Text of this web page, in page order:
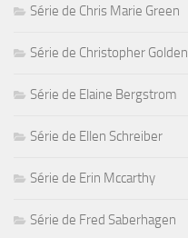
Série de Chris Marie Green
Série de Christopher Golden
Série de Elaine Bergstrom
Série de Ellen Schreiber
Série de Erin Mccarthy
Série de Fred Saberhagen